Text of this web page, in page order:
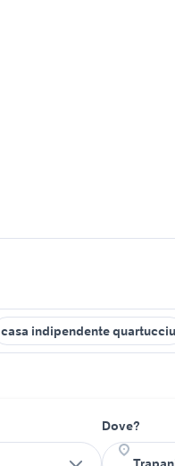
casa indipendente quartucciu
Dove?